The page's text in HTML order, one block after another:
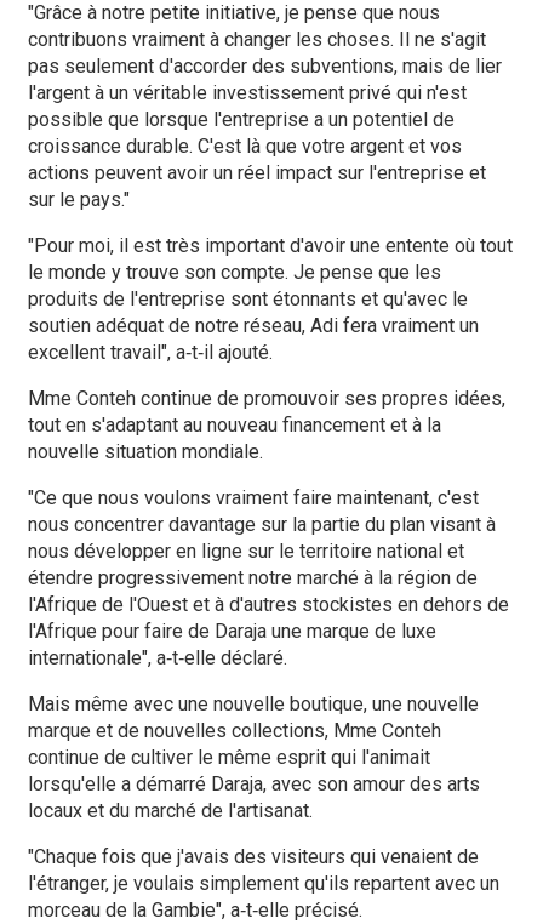
"Grâce à notre petite initiative, je pense que nous
contribuons vraiment à changer les choses. Il ne s'agit
pas seulement d'accorder des subventions, mais de lier
l'argent à un véritable investissement privé qui n'est
possible que lorsque l'entreprise a un potentiel de
croissance durable. C'est là que votre argent et vos
actions peuvent avoir un réel impact sur l'entreprise et
sur le pays."
"Pour moi, il est très important d'avoir une entente où tout
le monde y trouve son compte. Je pense que les
produits de l'entreprise sont étonnants et qu'avec le
soutien adéquat de notre réseau, Adi fera vraiment un
excellent travail", a‑t‑il ajouté.
Mme Conteh continue de promouvoir ses propres idées,
tout en s'adaptant au nouveau financement et à la
nouvelle situation mondiale.
"Ce que nous voulons vraiment faire maintenant, c'est
nous concentrer davantage sur la partie du plan visant à
nous développer en ligne sur le territoire national et
étendre progressivement notre marché à la région de
l'Afrique de l'Ouest et à d'autres stockistes en dehors de
l'Afrique pour faire de Daraja une marque de luxe
internationale", a‑t‑elle déclaré.
Mais même avec une nouvelle boutique, une nouvelle
marque et de nouvelles collections, Mme Conteh
continue de cultiver le même esprit qui l'animait
lorsqu'elle a démarré Daraja, avec son amour des arts
locaux et du marché de l'artisanat.
"Chaque fois que j'avais des visiteurs qui venaient de
l'étranger, je voulais simplement qu'ils repartent avec un
morceau de la Gambie", a‑t‑elle précisé.